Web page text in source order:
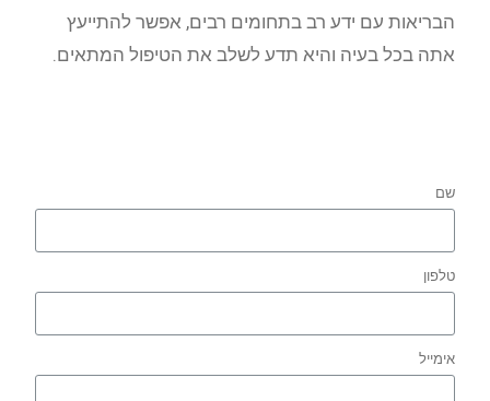
הבריאות עם ידע רב בתחומים רבים, אפשר להתייעץ
אתה בכל בעיה והיא תדע לשלב את הטיפול המתאים.
שם
טלפון
אימייל